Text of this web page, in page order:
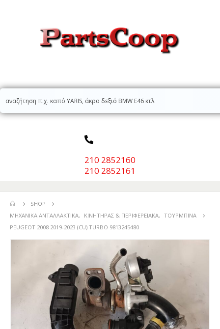
210 2852160
210 2852161
SHOP
ΜΗΧΑΝΙΚΆ ΑΝΤΑΛΛΑΚΤΙΚΆ, ΚΙΝΗΤΉΡΑΣ & ΠΕΡΙΦΕΡΕΙΑΚΆ, ΤΟΥΡΜΠΊΝΑ
PEUGEOT 2008 2019-2023 (CU) TURBO 9813245480